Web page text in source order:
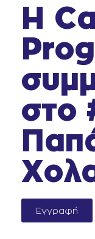
Η
στο
Εγγραφή